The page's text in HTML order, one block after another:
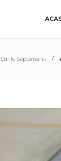
Știrile Săptămânii